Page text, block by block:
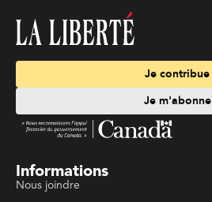
Je contribue
Je m'abonne
Informations
Nous joindre